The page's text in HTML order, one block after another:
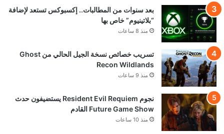
بعد سنوات من المطالبات.. إكسبوكس تستعد لإضافة
“بلاتينيوم” خاص بها
منذ 8 ساعات
تسريب خصائص نسخة الجيل الحالي من Ghost
Recon Wildlands
منذ 9 ساعات
نجوم Resident Evil Requiem يستضيفون حدث
Future Game Show القادم
منذ 10 ساعات